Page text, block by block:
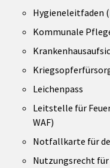
Hygieneleitfaden
Kommunale
Leichenpass
Leitstelle für
WAF)
Notfallkarte für
Nutzungsrecht